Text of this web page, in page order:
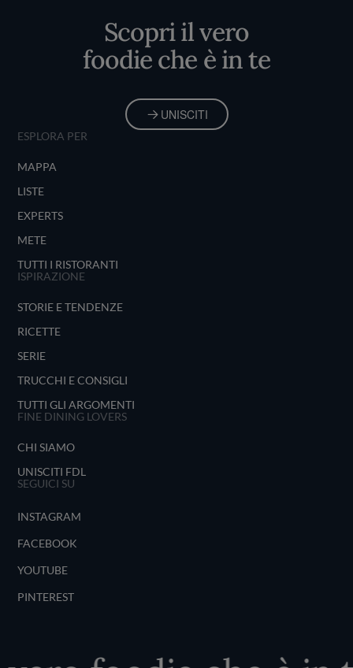
Scopri il vero
foodie che è in te
UNISCITI
ESPLORA PER
MAPPA
LISTE
EXPERTS
METE
TUTTI I RISTORANTI
ISPIRAZIONE
STORIE E TENDENZE
RICETTE
SERIE
TRUCCHI E CONSIGLI
TUTTI GLI ARGOMENTI
FINE DINING LOVERS
CHI SIAMO
UNISCITI FDL
SEGUICI SU
INSTAGRAM
FACEBOOK
YOUTUBE
PINTEREST